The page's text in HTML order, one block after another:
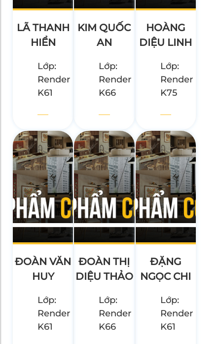
LÃ THANH
HIỂN
Lớp:
Render
K61
KIM QUỐC
AN
Lớp:
Render
K66
HOÀNG
DIỆU LINH
Lớp:
Render
K75
ĐOÀN VĂN
HUY
Lớp:
Render
K61
ĐOÀN THỊ
DIỆU THẢO
Lớp:
Render
K66
ĐẶNG
NGỌC CHI
Lớp:
Render
K61